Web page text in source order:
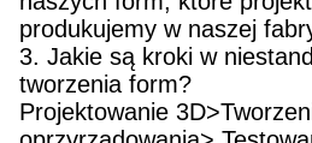
produkujemy w naszej
3. Jakie są kroki w
tworzenia form?
Projektowanie